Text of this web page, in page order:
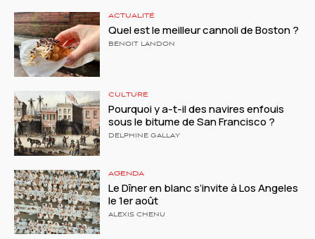
ACTUALITÉ
Quel est le meilleur cannoli de Boston ?
BENOIT LANDON
CULTURE
Pourquoi y a-t-il des navires enfouis
sous le bitume de San Francisco ?
DELPHINE GALLAY
AGENDA
Le Dîner en blanc s’invite à Los Angeles
le 1er août
ALEXIS CHENU